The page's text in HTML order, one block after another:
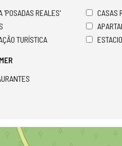
'POSADAS REALES'
CASAS
TURÍSTICA